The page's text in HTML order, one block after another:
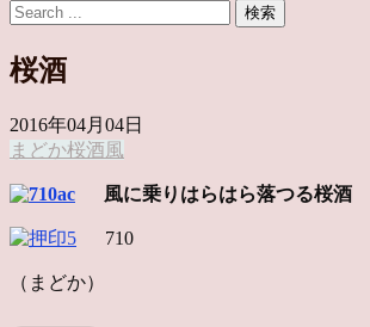
桜酒
2016年04月04日
まどか桜酒 風
風に乗りはらはら落つる桜酒
710
（まどか）